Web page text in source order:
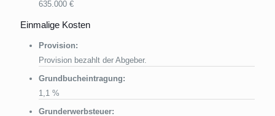
635.000 €
Einmalige Kosten
Provision:
Provision bezahlt der Abgeber.
Grundbucheintragung:
1,1 %
Grunderwerbsteuer: